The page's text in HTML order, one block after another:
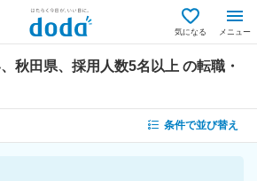
気になる メニュー
秋田県、採用人数5名以上 の転職・
条件で並び替え